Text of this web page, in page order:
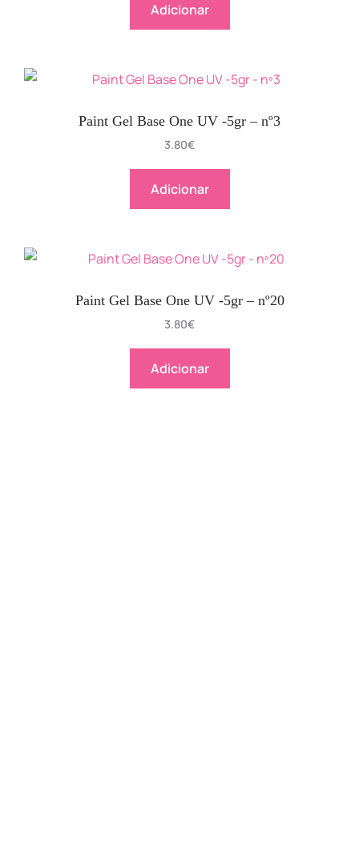
Adicionar
Paint Gel Base One UV -5gr – nº3
3.80€
Adicionar
Paint Gel Base One UV -5gr – nº20
3.80€
Adicionar